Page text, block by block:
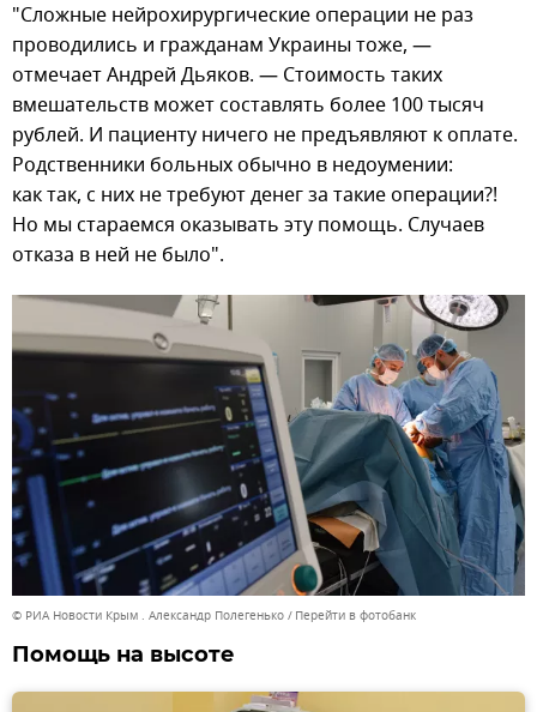
"Сложные нейрохирургические операции не раз
проводились и гражданам Украины тоже, —
отмечает Андрей Дьяков. — Стоимость таких
вмешательств может составлять более 100 тысяч
рублей. И пациенту ничего не предъявляют к оплате.
Родственники больных обычно в недоумении:
как так, с них не требуют денег за такие операции?!
Но мы стараемся оказывать эту помощь. Случаев
отказа в ней не было".
© РИА Новости Крым . Александр Полегенько Перейти в фотобанк
Помощь на высоте